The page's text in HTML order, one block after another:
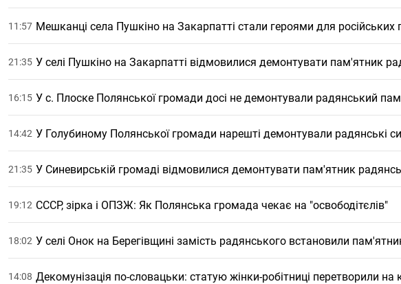
11:57 Мешканці села Пушкіно на Закарпатті стали героями для російських
21:35 У селі Пушкіно на Закарпатті відмовилися демонтувати пам'ятник
16:15 У с. Плоске Полянської громади досі не демонтували радянський
14:42 У Голубиному Полянської громади нарешті демонтували радянські
21:35 У Синевирській громаді відмовилися демонтувати пам'ятник
19:12 СССР, зірка і ОПЗЖ: Як Полянська громада чекає на "освободітєлів"
18:02 У селі Онок на Берегівщині замість радянського встановили
14:08 Декомунізація по-словацьки: статую жінки-робітниці перетворили